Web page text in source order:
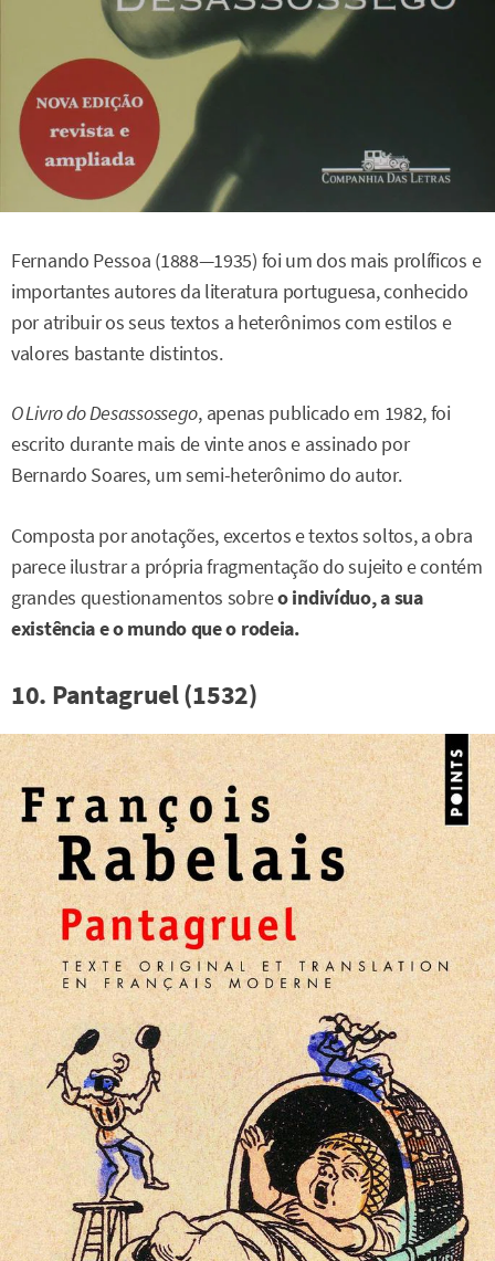
Fernando Pessoa (1888—1935) foi um dos mais prolíficos e
importantes autores da literatura portuguesa, conhecido
por atribuir os seus textos a heterônimos com estilos e
valores bastante distintos.
O Livro do Desassossego, apenas publicado em 1982, foi
escrito durante mais de vinte anos e assinado por
Bernardo Soares, um semi-heterônimo do autor.
Composta por anotações, excertos e textos soltos, a obra
parece ilustrar a própria fragmentação do sujeito e contém
grandes questionamentos sobreo indivíduo, a sua
existência e o mundo que o rodeia.
10. Pantagruel (1532)